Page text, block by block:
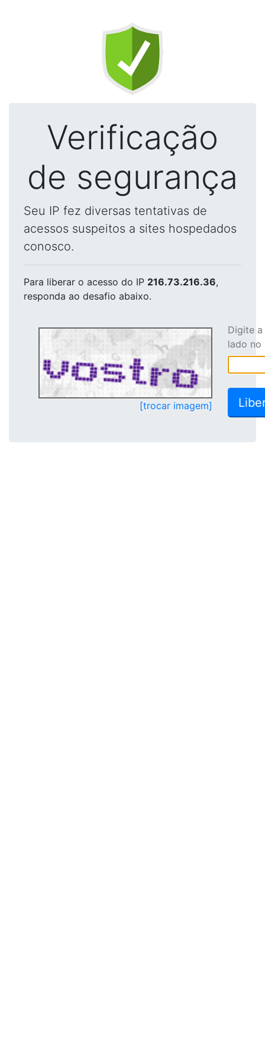
Verificação
de segurança
Seu IP fez diversas tentativas de
acessos suspeitos a sites hospedados
conosco.
Para liberar o acesso do IP 216.73.216.36,
responda ao desafio abaixo.
[trocar imagem]
Digite
lado no